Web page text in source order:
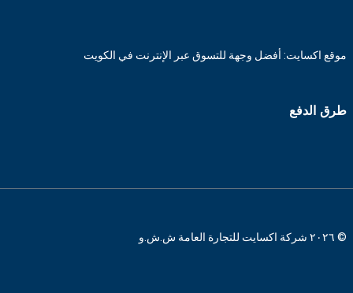
موقع اكسايت: أفضل وجهة للتسوق عبر الإنترنت في الكويت
طرق الدفع
© ٢٠٢٦ شركة اكسايت للتجارة العامة ش.ش.و